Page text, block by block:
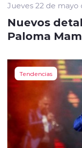
Jueves 22 de mayo
Nuevos
Paloma
Tendencias